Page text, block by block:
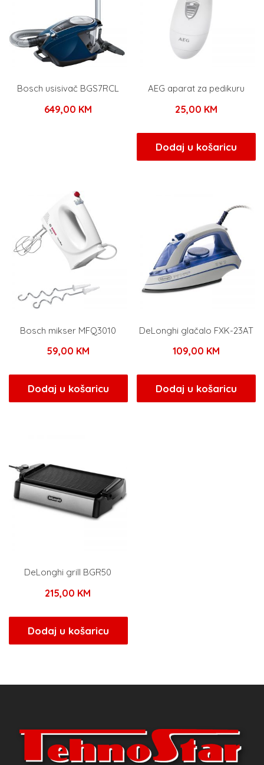
Bosch usisivač BGS7RCL
649,00 KM
AEG aparat za pedikuru
25,00 KM
Dodaj u košaricu
Bosch mikser MFQ3010
59,00 KM
Dodaj u košaricu
DeLonghi glačalo FXK-23AT
109,00 KM
Dodaj u košaricu
DeLonghi grill BGR50
215,00 KM
Dodaj u košaricu